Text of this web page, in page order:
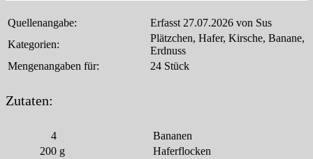
Quellenangabe:
Erfasst 27.07.2026 von Sus
Kategorien:
Plätzchen, Hafer, Kirsche, Banane,
Erdnuss
Mengenangaben für:
24 Stück
Zutaten:
4
Bananen
200 g
Haferflocken